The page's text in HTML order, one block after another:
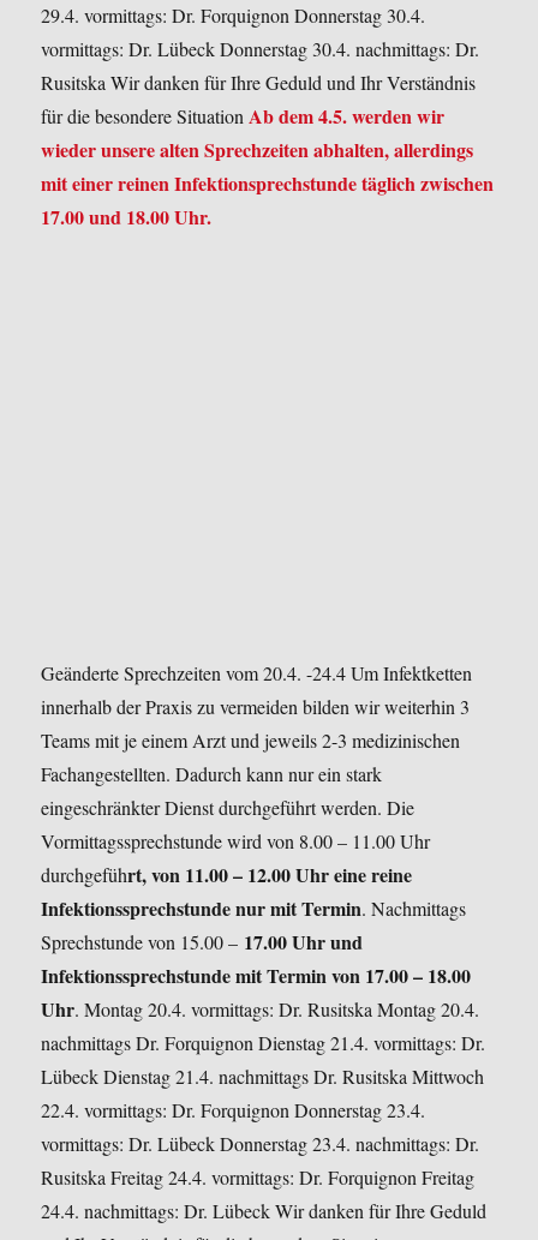
29.4. vormittags: Dr. ForquignonDonnerstag 30.4.
vormittags: Dr. LübeckDonnerstag 30.4. nachmittags: Dr.
RusitskaWir danken für Ihre Geduld und Ihr Verständnis
für die besondere SituationAb dem 4.5. werden wir
wieder unsere alten Sprechzeiten abhalten, allerdings
mit einer reinen Infektionsprechstunde täglich zwischen
17.00 und 18.00 Uhr.
Geänderte Sprechzeiten vom 20.4. -24.4Um Infektketten
innerhalb der Praxis zu vermeiden bilden wir weiterhin 3
Teams mit je einem Arzt und jeweils 2-3 medizinischen
Fachangestellten. Dadurch kann nur ein stark
eingeschränkter Dienst durchgeführt werden.Die
Vormittagssprechstunde wird von 8.00 – 11.00 Uhr
durchgeführt, von 11.00 – 12.00 Uhr eine reine
Infektionssprechstunde nur mit Termin.Nachmittags
Sprechstunde von 15.00 – 17.00 Uhr und
Infektionssprechstunde mit Termin von 17.00 – 18.00
Uhr.Montag 20.4. vormittags: Dr. RusitskaMontag 20.4.
nachmittags Dr. ForquignonDienstag 21.4. vormittags: Dr.
LübeckDienstag 21.4. nachmittags Dr. RusitskaMittwoch
22.4. vormittags: Dr. ForquignonDonnerstag 23.4.
vormittags: Dr. LübeckDonnerstag 23.4. nachmittags: Dr.
RusitskaFreitag 24.4. vormittags: Dr. ForquignonFreitag
24.4. nachmittags: Dr. LübeckWir danken für Ihre Geduld